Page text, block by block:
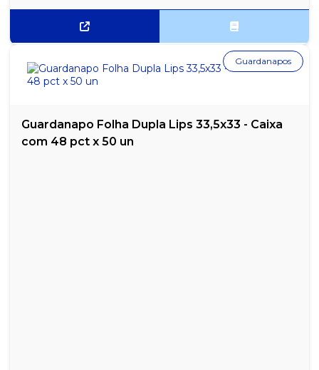
Guardanapo Folha Dupla Lips 33,5x33 - Caixa
com 48 pct x 50 un
Guardanapos